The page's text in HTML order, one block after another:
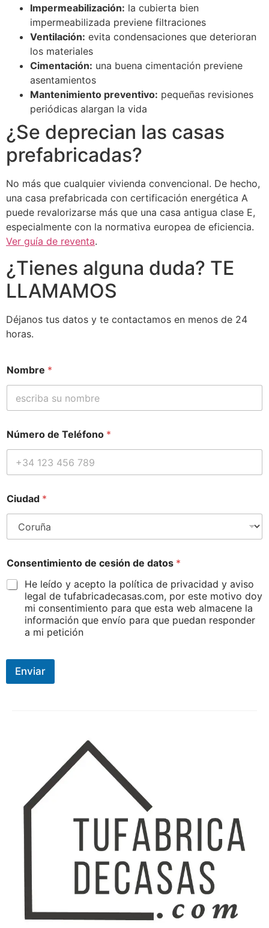
Impermeabilización: la cubierta bien
impermeabilizada previene filtraciones
Ventilación: evita condensaciones que deterioran
los materiales
Cimentación: una buena cimentación previene
asentamientos
Mantenimiento preventivo: pequeñas revisiones
periódicas alargan la vida
¿Se deprecian las casas
prefabricadas?
No más que cualquier vivienda convencional. De hecho,
una casa prefabricada con certificación energética A
puede revalorizarse más que una casa antigua clase E,
especialmente con la normativa europea de eficiencia.
Ver guía de reventa.
¿Tienes alguna duda? TE
LLAMAMOS
Déjanos tus datos y te contactamos en menos de 24
horas.
Nombre *
e
C
n
e
n
t
m
e
Número de Teléfono *
Ciudad *
Consentimiento de cesión de datos *
He leído y acepto la política de privacidad y aviso
legal de tufabricadecasas.com, por este motivo doy
mi consentimiento para que esta web almacene la
información que envío para que puedan responder
a mi petición
Enviar